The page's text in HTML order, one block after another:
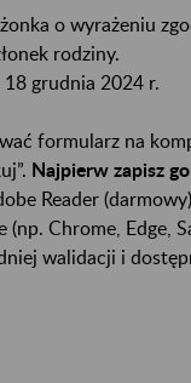
o wyrażeniu
rodziny.
grudnia 2024 r.
formularz na
Najpierw zapisz
Reader
(np. Chrome, Edge,
walidacji i